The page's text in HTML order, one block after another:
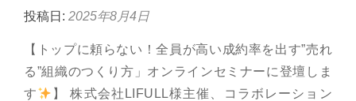
投稿日: 2025年8月4日
【トップに頼らない！全員が高い成約率を出す”売れ
る”組織のつくり方」オンラインセミナーに登壇しま
す
】 株式会社LIFULL様主催、コラボレーション